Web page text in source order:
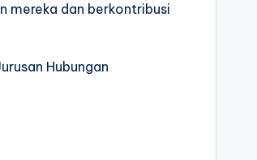
mereka dan berkontribusi
Hubungan